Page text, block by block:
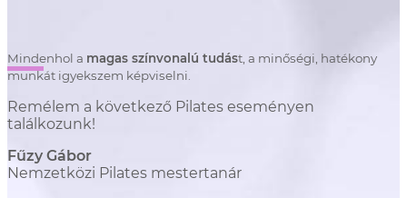
Mindenhol a magas színvonalú tudást, a minőségi, hatékony
munkát igyekszem képviselni.
Remélem a következő Pilates eseményen
találkozunk!
Fűzy Gábor
Nemzetközi Pilates mestertanár